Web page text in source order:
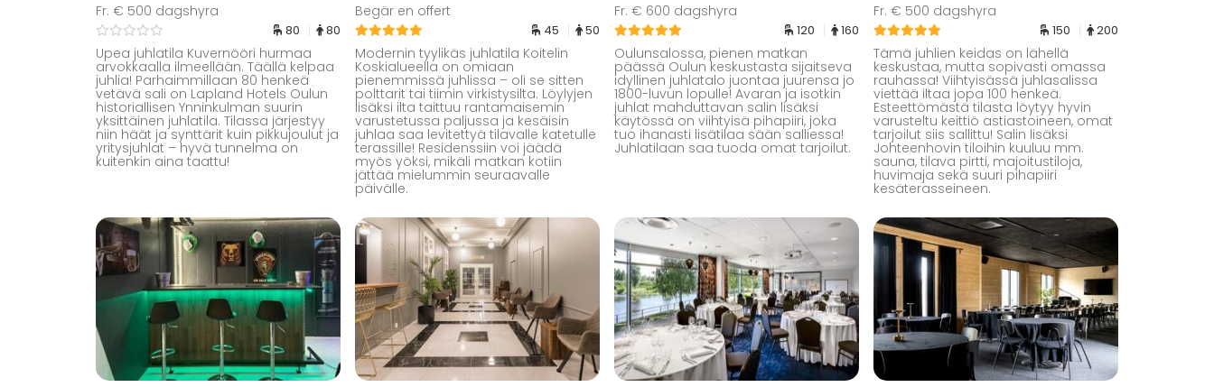
Fr. € 500 dagshyra
80 80
Upea juhlatila Kuvernööri hurmaa
arvokkaalla ilmeellään. Täällä kelpaa
juhlia! Parhaimmillaan 80 henkeä
vetävä sali on Lapland Hotels Oulun
historiallisen Ynninkulman suurin
yksittäinen juhlatila. Tilassa järjestyy
niin häät ja synttärit kuin pikkujoulut ja
yritysjuhlat – hyvä tunnelma on
kuitenkin aina taattu!
Begär en offert
45 50
Modernin tyylikäs juhlatila Koitelin
Koskialueella on omiaan
pienemmissä juhlissa – oli se sitten
polttarit tai tiimin virkistysilta. Löylyjen
lisäksi ilta taittuu rantamaisemin
varustetussa paljussa ja kesäisin
juhlaa saa levitettyä tilavalle katetulle
terassille! Residenssiin voi jäädä
myös yöksi, mikäli matkan kotiin
jättää mielummin seuraavalle
päivälle.
Fr. € 600 dagshyra
120 160
Oulunsalossa, pienen matkan
päässä Oulun keskustasta sijaitseva
idyllinen juhlatalo juontaa juurensa jo
1800-luvun lopulle! Avaran ja isotkin
juhlat mahduttavan salin lisäksi
käytössä on viihtyisä pihapiiri, joka
tuo ihanasti lisätilaa sään salliessa!
Juhlatilaan saa tuoda omat tarjoilut.
Fr. € 500 dagshyra
150 200
Tämä juhlien keidas on lähellä
keskustaa, mutta sopivasti omassa
rauhassa! Viihtyisässä juhlasalissa
viettää iltaa jopa 100 henkeä.
Esteettömästä tilasta löytyy hyvin
varusteltu keittiö astiastoineen, omat
tarjoilut siis sallittu! Salin lisäksi
Johteenhovin tiloihin kuuluu mm.
sauna, tilava pirtti, majoitustiloja,
huvimaja sekä suuri pihapiiri
kesäterasseineen.